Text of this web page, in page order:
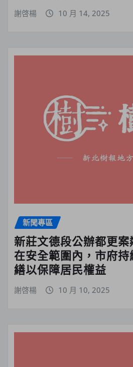
謝啓楊 10 月 14, 2025
新聞專區
新莊文德段公辦都更
在安全範圍內，市府
繕以保障居民權益
謝啓楊 10 月 10, 2025